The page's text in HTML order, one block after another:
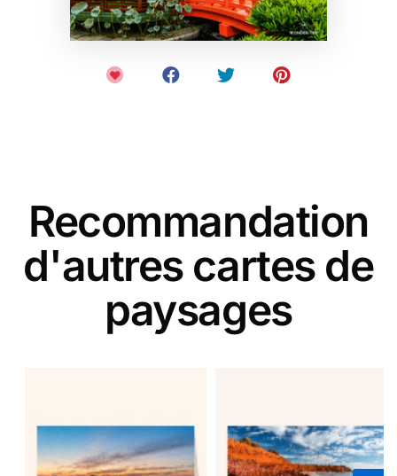
Recommandation
d'autres cartes de
paysages